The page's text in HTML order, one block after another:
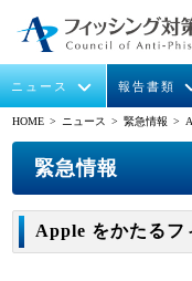
ニュース 報告書類
HOME > ニュース >緊急情報 >
緊急情報
Apple をかたるフ